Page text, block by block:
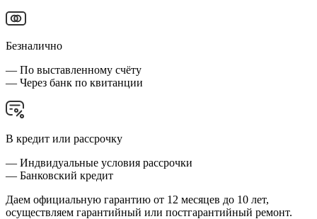
Безналично
— По выставленному счёту
— Через банк по квитанции
В кредит или рассрочку
— Индвидуальные условия рассрочки
— Банковский кредит
Даем официальную гарантию от 12 месяцев до 10 лет,
осуществляем гарантийный или постгарантийный ремонт.